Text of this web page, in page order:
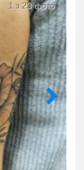
1 з 23 фото